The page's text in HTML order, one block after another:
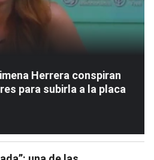
Herrera conspiran
para subirla a la placa